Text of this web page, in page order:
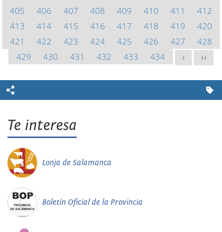
405
406 407 408 409 410 411
412
413
414 415 416 417 418 419
420
421
422 423 424 425 426 427
428
429
430 431 432 433 434 > >>
Te interesa
Lonja de Salamanca
Boletín Oficial de la Provincia